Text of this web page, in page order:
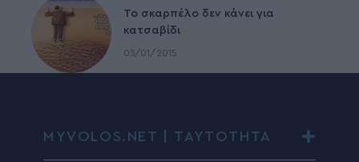
To σκαρπέλο δεν κάνει για
κατσαβίδι
03/01/2015
MYVOLOS.NET | ΤΑΥΤΟΤΗΤΑ